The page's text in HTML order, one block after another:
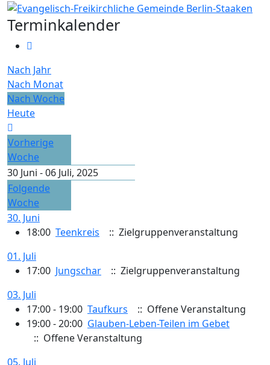
Terminkalender
Nach Jahr
Nach Monat
Nach Woche
Heute
Vorherige
Woche
30 Juni - 06 Juli, 2025
Folgende
Woche
30. Juni
18:00 Teenkreis
:: Zielgruppenveranstaltung
01. Juli
17:00 Jungschar
:: Zielgruppenveranstaltung
03. Juli
17:00 - 19:00 Taufkurs
:: Offene Veranstaltung
19:00 - 20:00 Glauben-Leben-Teilen im Gebet
:: Offene Veranstaltung
05. Juli